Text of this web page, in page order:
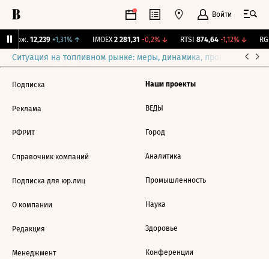
Войти
Бирж. 12,239 +1,31%↑ IMOEX 2 281,31 -0,2%↓ RTSI 874,64 -1,12%↓
Ситуация на топливном рынке: меры, динамика, прогнозы
Подписка
Реклама
РФРИТ
Справочник компаний
Подписка для юр.лиц
О компании
Редакция
Менеджмент
Наши проекты
ВЕДЫ
Город
Аналитика
Промышленность
Наука
Здоровье
Конференции